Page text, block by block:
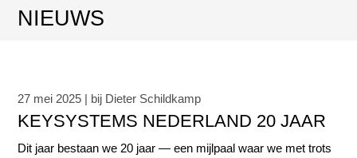
NIEUWS
27 mei 2025 | bij Dieter Schildkamp
KEYSYSTEMS NEDERLAND 20 JAAR
Dit jaar bestaan we 20 jaar — een mijlpaal waar we met trots